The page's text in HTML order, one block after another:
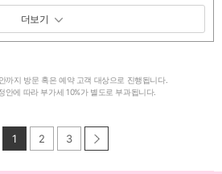
패키지 보기 토글
까지 방문 혹은 예약 고객 대상으로 진행됩니다.
안에 따라 부가세 10%가 별도로 부과됩니다.
1 2 3